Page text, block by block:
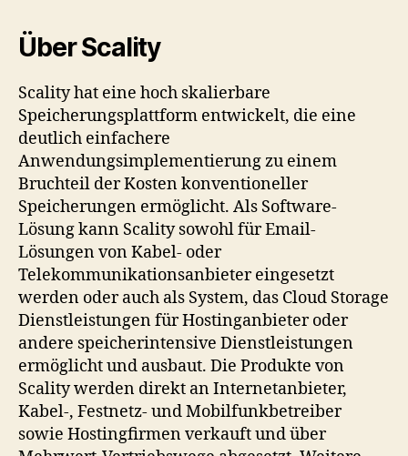
Über Scality
Scality hat eine hoch skalierbare
Speicherungsplattform entwickelt, die eine
deutlich einfachere
Anwendungsimplementierung zu einem
Bruchteil der Kosten konventioneller
Speicherungen ermöglicht. Als Software-
Lösung kann Scality sowohl für Email-
Lösungen von Kabel- oder
Telekommunikationsanbieter eingesetzt
werden oder auch als System, das Cloud Storage
Dienstleistungen für Hostinganbieter oder
andere speicherintensive Dienstleistungen
ermöglicht und ausbaut. Die Produkte von
Scality werden direkt an Internetanbieter,
Kabel-, Festnetz- und Mobilfunkbetreiber
sowie Hostingfirmen verkauft und über